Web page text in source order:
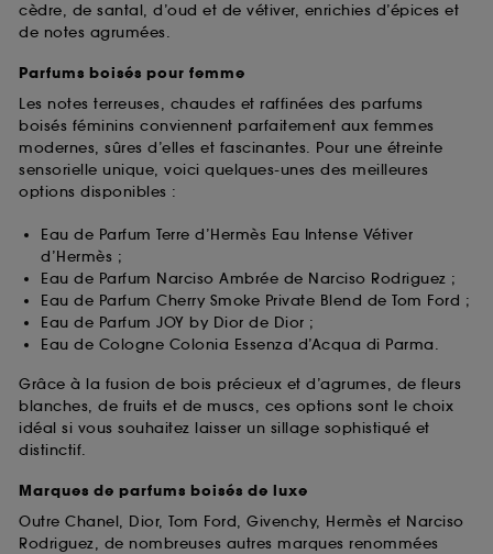
cèdre, de santal, d’oud et de vétiver, enrichies d’épices et
de notes agrumées.
Parfums boisés pour femme
Les notes terreuses, chaudes et raffinées des parfums
boisés féminins conviennent parfaitement aux femmes
modernes, sûres d’elles et fascinantes. Pour une étreinte
sensorielle unique, voici quelques-unes des meilleures
options disponibles :
Eau de Parfum Terre d’Hermès Eau Intense Vétiver
d’Hermès ;
Eau de Parfum Narciso Ambrée de Narciso Rodriguez ;
Eau de Parfum Cherry Smoke Private Blend de Tom Ford ;
Eau de Parfum JOY by Dior de Dior ;
Eau de Cologne Colonia Essenza d’Acqua di Parma.
Grâce à la fusion de bois précieux et d’agrumes, de fleurs
blanches, de fruits et de muscs, ces options sont le choix
idéal si vous souhaitez laisser un sillage sophistiqué et
distinctif.
Marques de parfums boisés de luxe
Outre Chanel, Dior, Tom Ford, Givenchy, Hermès et Narciso
Rodriguez, de nombreuses autres marques renommées